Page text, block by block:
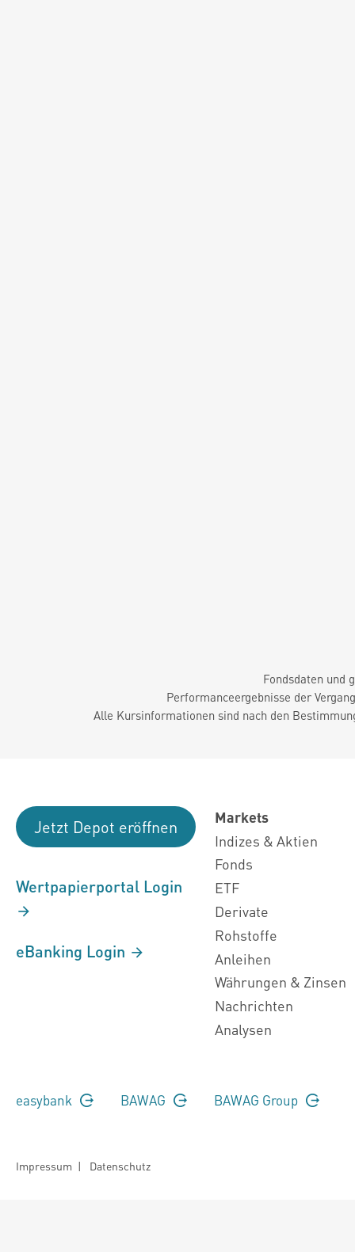
Fondsdaten und
Performanceergebnisse der
Alle Kursinformationen sind nach den
Jetzt Depot eröffnen
Wertpapierportal Login
eBanking Login
Markets
Indizes & Aktien
Fonds
ETF
Derivate
Rohstoffe
Anleihen
Währungen & Zinsen
Nachrichten
Analysen
easybank BAWAG BAWAG Group
Impressum | Datenschutz